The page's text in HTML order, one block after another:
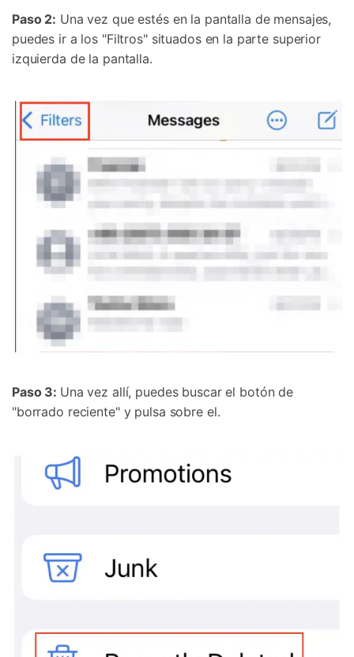
Paso 2: Una vez que estés en la pantalla de mensajes,
puedes ir a los "Filtros" situados en la parte superior
izquierda de la pantalla.
Paso 3: Una vez allí, puedes buscar el botón de
"borrado reciente" y pulsa sobre el.